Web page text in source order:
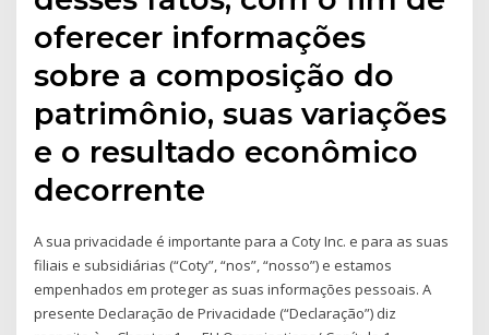
oferecer informações
sobre a composição do
patrimônio, suas variações
e o resultado econômico
decorrente
A sua privacidade é importante para a Coty Inc. e para as suas
filiais e subsidiárias (“Coty”, “nos”, “nosso”) e estamos
empenhados em proteger as suas informações pessoais. A
presente Declaração de Privacidade (“Declaração”) diz